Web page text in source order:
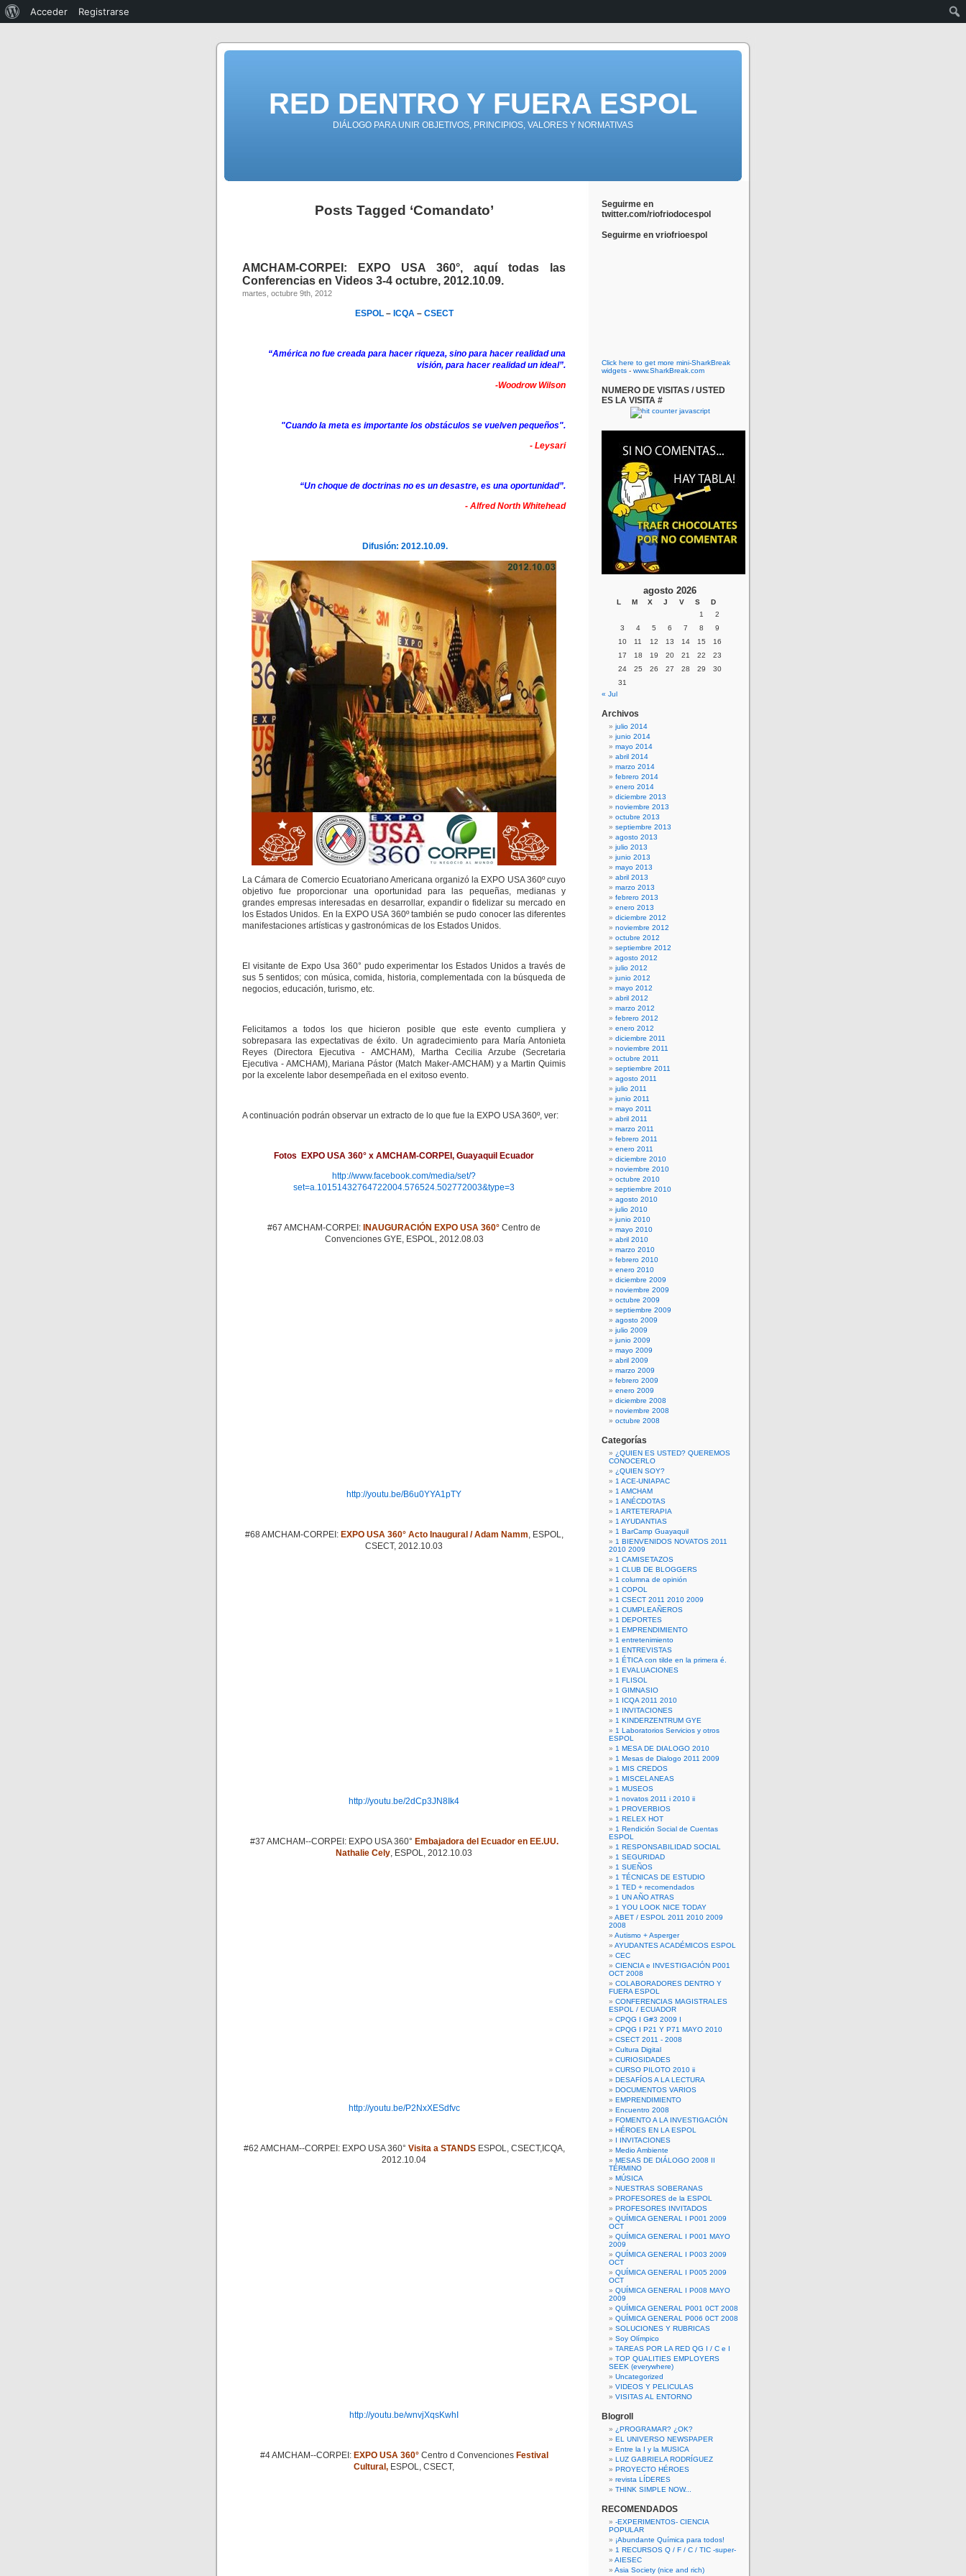
RED DENTRO Y FUERA ESPOL
DIÁLOGO PARA UNIR OBJETIVOS, PRINCIPIOS, VALORES Y NORMATIVAS
Posts Tagged ‘Comandato’
AMCHAM-CORPEI: EXPO USA 360°, aquí todas las
Conferencias en Videos 3-4 octubre, 2012.10.09.
martes, octubre 9th, 2012
ESPOL – ICQA – CSECT
“América no fue creada para hacer riqueza, sino para hacer realidad una
visión, para hacer realidad un ideal”.
-Woodrow Wilson
"Cuando la meta es importante los obstáculos se vuelven pequeños".
- Leysari
“Un choque de doctrinas no es un desastre, es una oportunidad”.
- Alfred North Whitehead
Difusión: 2012.10.09.
La Cámara de Comercio Ecuatoriano Americana organizó la EXPO USA 360º cuyo
objetivo fue proporcionar una oportunidad para las pequeñas, medianas y
grandes empresas interesadas en desarrollar, expandir o fidelizar su mercado en
los Estados Unidos. En la EXPO USA 360º también se pudo conocer las diferentes
manifestaciones artísticas y gastronómicas de los Estados Unidos.
El visitante de Expo Usa 360° pudo experimentar los Estados Unidos a través de
sus 5 sentidos; con música, comida, historia, complementada con la búsqueda de
negocios, educación, turismo, etc.
Felicitamos a todos los que hicieron posible que este evento cumpliera y
sobrepasara las expectativas de éxito. Un agradecimiento para María Antonieta
Reyes (Directora Ejecutiva - AMCHAM), Martha Cecilia Arzube (Secretaria
Ejecutiva - AMCHAM), Mariana Pástor (Match Maker-AMCHAM) y a Martin Quimis
por la excelente labor desempeñada en el exitoso evento.
A continuación podrán observar un extracto de lo que fue la EXPO USA 360º, ver:
Fotos EXPO USA 360° x AMCHAM-CORPEI, Guayaquil Ecuador
http://www.facebook.com/media/set/?
set=a.10151432764722004.576524.502772003&type=3
#67 AMCHAM-CORPEI: INAUGURACIÓN EXPO USA 360° Centro de
Convenciones GYE, ESPOL, 2012.08.03
http://youtu.be/B6u0YYA1pTY
#68 AMCHAM-CORPEI: EXPO USA 360° Acto Inaugural / Adam Namm, ESPOL,
CSECT, 2012.10.03
http://youtu.be/2dCp3JN8Ik4
#37 AMCHAM--CORPEI: EXPO USA 360° Embajadora del Ecuador en EE.UU.
Nathalie Cely, ESPOL, 2012.10.03
http://youtu.be/P2NxXESdfvc
#62 AMCHAM--CORPEI: EXPO USA 360° Visita a STANDSESPOL, CSECT,ICQA,
2012.10.04
http://youtu.be/wnvjXqsKwhI
#4 AMCHAM--CORPEI: EXPO USA 360°Centro d Convenciones Festival
Cultural, ESPOL, CSECT,
Seguirme en
twitter.com/riofriodocespol
Seguirme en vriofrioespol
Click here to get more mini-SharkBreak
widgets - www.SharkBreak.com
NUMERO DE VISITAS / USTED
ES LA VISITA #
agosto 2026
L M X J V S
D
1
2
3
4 5 6 7 8
9
10
11 12 13 14 15
16
17
18 19 20 21 22
23
24
25 26 27 28 29
30
31
« Jul
Archivos
julio 2014
junio 2014
mayo 2014
abril 2014
marzo 2014
febrero 2014
enero 2014
diciembre 2013
noviembre 2013
octubre 2013
septiembre 2013
agosto 2013
julio 2013
junio 2013
mayo 2013
abril 2013
marzo 2013
febrero 2013
enero 2013
diciembre 2012
noviembre 2012
octubre 2012
septiembre 2012
agosto 2012
julio 2012
junio 2012
mayo 2012
abril 2012
marzo 2012
febrero 2012
enero 2012
diciembre 2011
noviembre 2011
octubre 2011
septiembre 2011
agosto 2011
julio 2011
junio 2011
mayo 2011
abril 2011
marzo 2011
febrero 2011
enero 2011
diciembre 2010
noviembre 2010
octubre 2010
septiembre 2010
agosto 2010
julio 2010
junio 2010
mayo 2010
abril 2010
marzo 2010
febrero 2010
enero 2010
diciembre 2009
noviembre 2009
octubre 2009
septiembre 2009
agosto 2009
julio 2009
junio 2009
mayo 2009
abril 2009
marzo 2009
febrero 2009
enero 2009
diciembre 2008
noviembre 2008
octubre 2008
Categorías
¿QUIEN ES USTED? QUEREMOS
CONOCERLO
¿QUIEN SOY?
1 ACE-UNIAPAC
1 AMCHAM
1 ANÉCDOTAS
1 ARTETERAPIA
1 AYUDANTIAS
1 BarCamp Guayaquil
1 BIENVENIDOS NOVATOS 2011
2010 2009
1 CAMISETAZOS
1 CLUB DE BLOGGERS
1 columna de opinión
1 COPOL
1 CSECT 2011 2010 2009
1 CUMPLEAÑEROS
1 DEPORTES
1 EMPRENDIMIENTO
1 entretenimiento
1 ENTREVISTAS
1 ÉTICA con tilde en la primera é.
1 EVALUACIONES
1 FLISOL
1 GIMNASIO
1 ICQA 2011 2010
1 INVITACIONES
1 KINDERZENTRUM GYE
1 Laboratorios Servicios y otros
ESPOL
1 MESA DE DIALOGO 2010
1 Mesas de Dialogo 2011 2009
1 MIS CREDOS
1 MISCELANEAS
1 MUSEOS
1 novatos 2011 i 2010 ii
1 PROVERBIOS
1 RELEX HOT
1 Rendición Social de Cuentas
ESPOL
1 RESPONSABILIDAD SOCIAL
1 SEGURIDAD
1 SUEÑOS
1 TÉCNICAS DE ESTUDIO
1 TED + recomendados
1 UN AÑO ATRAS
1 YOU LOOK NICE TODAY
ABET / ESPOL 2011 2010 2009
2008
Autismo + Asperger
AYUDANTES ACADÉMICOS ESPOL
CEC
CIENCIA e INVESTIGACIÓN P001
OCT 2008
COLABORADORES DENTRO Y
FUERA ESPOL
CONFERENCIAS MAGISTRALES
ESPOL / ECUADOR
CPQG I G#3 2009 I
CPQG I P21 Y P71 MAYO 2010
CSECT 2011 - 2008
Cultura Digital
CURIOSIDADES
CURSO PILOTO 2010 ii
DESAFÍOS A LA LECTURA
DOCUMENTOS VARIOS
EMPRENDIMIENTO
Encuentro 2008
FOMENTO A LA INVESTIGACIÓN
HÉROES EN LA ESPOL
I INVITACIONES
Medio Ambiente
MESAS DE DIÁLOGO 2008 II
TÉRMINO
MÚSICA
NUESTRAS SOBERANAS
PROFESORES de la ESPOL
PROFESORES INVITADOS
QUÍMICA GENERAL I P001 2009
OCT
QUÍMICA GENERAL I P001 MAYO
2009
QUÍMICA GENERAL I P003 2009
OCT
QUÍMICA GENERAL I P005 2009
OCT
QUÍMICA GENERAL I P008 MAYO
2009
QUÍMICA GENERAL P001 0CT 2008
QUÍMICA GENERAL P006 0CT 2008
SOLUCIONES Y RUBRICAS
Soy Olímpico
TAREAS POR LA RED QG I / C e I
TOP QUALITIES EMPLOYERS
SEEK (everywhere)
Uncategorized
VIDEOS Y PELICULAS
VISITAS AL ENTORNO
Blogroll
¿PROGRAMAR? ¿OK?
EL UNIVERSO NEWSPAPER
Entre la I y la MUSICA
LUZ GABRIELA RODRÍGUEZ
PROYECTO HÉROES
revista LÍDERES
THINK SIMPLE NOW...
RECOMENDADOS
-EXPERIMENTOS- CIENCIA
POPULAR
¡Abundante Química para todos!
1 RECURSOS Q / F / C / TIC -super-
AIESEC
Asia Society (nice and rich)
Acceder Registrarse